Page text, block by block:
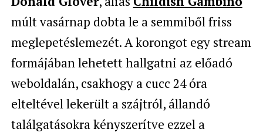
múlt vasárnap dobta le a semmiből friss
meglepetéslemezét. A korongot egy stream
formájában lehetett hallgatni az előadó
weboldalán, csakhogy a cucc 24 óra
elteltével lekerült a szájtról, állandó
találgatásokra kényszerítve ezzel a